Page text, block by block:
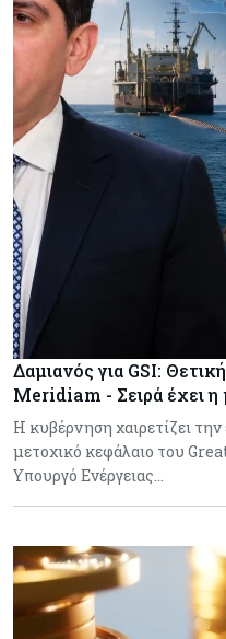
Δαμιανός για GSI:
Meridiam - Σειρά έχει
Η κυβέρνηση χαιρετίζει
μετοχικό κεφάλαιο του
Υπουργό Ενέργειας…